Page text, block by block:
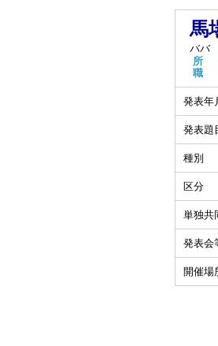
馬
ババ
所
職
発表年
発表題
種別
区分
単独共
発表会
開催場